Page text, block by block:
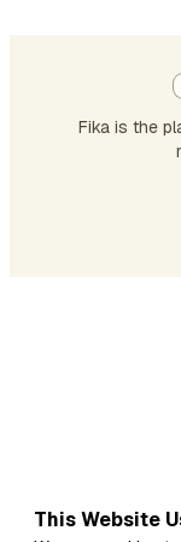
Fika is the
This Website